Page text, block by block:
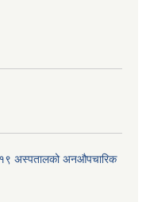
१९ अस्पतालको अनऔपचारिक